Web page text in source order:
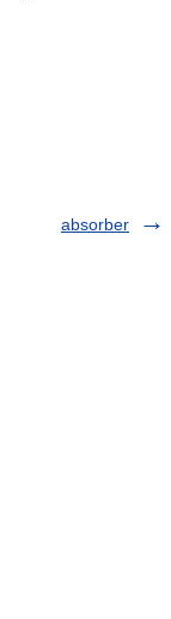
absorber